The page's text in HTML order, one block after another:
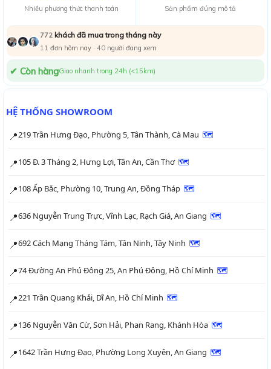
Nhiều phương thức thanh toán Sản phẩm đúng mô tả
772 khách đã mua trong tháng này
11 đơn hôm nay · 40 người đang xem
✔ Còn hàngGiao nhanh trong 24h (<15km)
HỆ THỐNG SHOWROOM
📍219 Trần Hưng Đạo, Phường 5, Tân Thành, Cà Mau 🗺
📍105 Đ. 3 Tháng 2, Hưng Lợi, Tân An, Cần Thơ 🗺
📍108 Ấp Bắc, Phường 10, Trung An, Đồng Tháp 🗺
📍636 Nguyễn Trung Trực, Vĩnh Lạc, Rạch Giá, An Giang 🗺
📍692 Cách Mạng Tháng Tám, Tân Ninh, Tây Ninh 🗺
📍74 Đường An Phú Đông 25, An Phú Đông, Hồ Chí Minh 🗺
📍221 Trần Quang Khải, Dĩ An, Hồ Chí Minh 🗺
📍136 Nguyễn Văn Cừ, Sơn Hải, Phan Rang, Khánh Hòa 🗺
📍1642 Trần Hưng Đạo, Phường Long Xuyên, An Giang 🗺